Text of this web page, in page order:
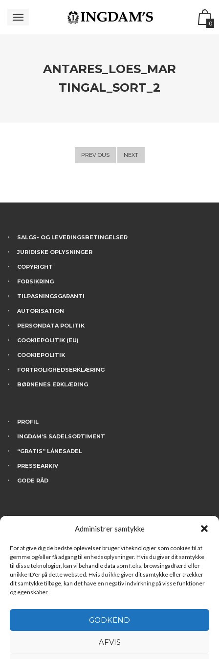
Administrer samtykke
For at give dig de bedste oplevelser bruger vi teknologier som cookies til at
gemme og/eller få adgang til enhedsoplysninger. Hvis du giver dit samtykke
til disse teknologier, kan vi behandle data som f.eks. browsingadfærd eller
unikke ID'er på dette websted. Hvis du ikke giver dit samtykke eller trækker
dit samtykke tilbage, kan det have en negativ indvirkning på visse funktioner
og egenskaber.
GODKEND
AFVIS
0
ANTARES_LOES_MAR
TINGAL_SORT_2
PREVIOUS NEXT
SALGS- OG LEVERINGSBETINGELSER
JURIDISKE OPLYSNINGER
COPYRIGHT
FORSIKRING
TILPASNINGSGARANTI
AUTORISATION
PERSONDATA POLITIK
COOKIEPOLITIK (EU)
COOKIEPOLITIK
FORTROLIGHEDSERKLÆRING
BØRNENES ERKLÆRING
PROFIL
INGDAM’S SADELSORTIMENT
“GRATIS” LÅNESADEL
PRESSEARKIV
GODE RÅD
KONTAKT
HVEM ER VI
FINANSIERING
LEDIGE STILLINGER